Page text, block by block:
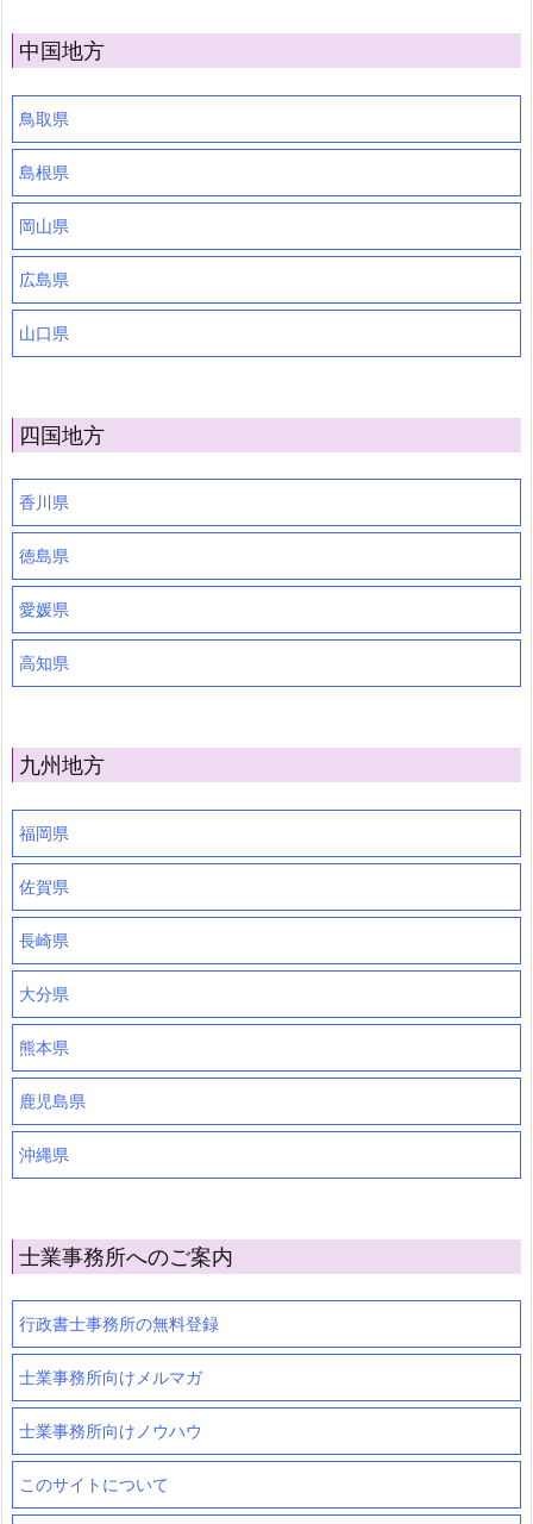
中国地方
鳥取県
島根県
岡山県
広島県
山口県
四国地方
香川県
徳島県
愛媛県
高知県
九州地方
福岡県
佐賀県
長崎県
大分県
熊本県
鹿児島県
沖縄県
士業事務所へのご案内
行政書士事務所の無料登録
士業事務所向けメルマガ
士業事務所向けノウハウ
このサイトについて